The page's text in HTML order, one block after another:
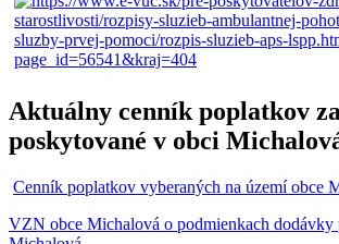
Aktuálny cenník poplatkov
poskytované v obci
Cenník poplatkov vyberaných na území obce
VZN obce Michalová o podmienkach